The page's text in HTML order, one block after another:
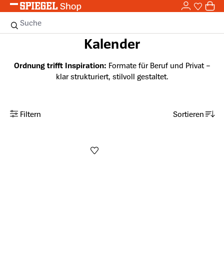
Zum Hauptinhalt springen 0
Suche
Kalender
Ordnung trifft Inspiration: Formate für Beruf und Privat –
klar strukturiert, stilvoll gestaltet.
Filtern Sortieren